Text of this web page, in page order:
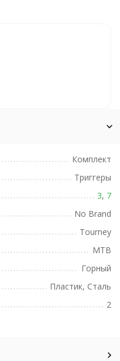
Комплект
Триггеры
3, 7
No Brand
Tourney
MTB
Горный
Пластик, Сталь
2